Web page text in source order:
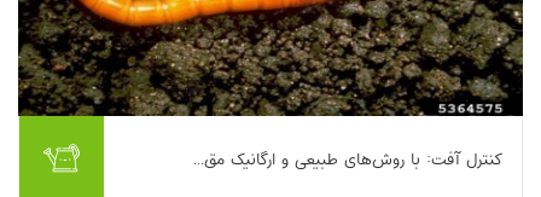
کنترل آفت: با روش‌های طبیعی و ارگانیک مق...